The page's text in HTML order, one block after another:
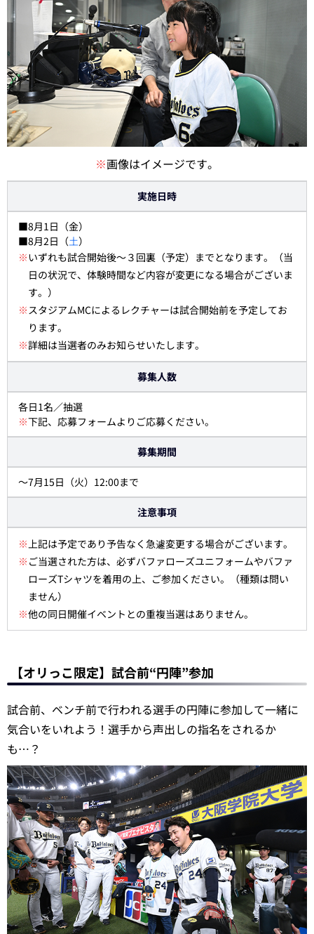
※画像はイメージです。
実施日時
■8月1日（金）
■8月2日（土）
※いずれも試合開始後～３回裏（予定）までとなります。（当
日の状況で、体験時間など内容が変更になる場合がございま
す。）
※スタジアムMCによるレクチャーは試合開始前を予定してお
ります。
※詳細は当選者のみお知らせいたします。
募集人数
各日1名／抽選
※下記、応募フォームよりご応募ください。
募集期間
～7月15日（火）12:00まで
注意事項
※上記は予定であり予告なく急遽変更する場合がございます。
※ ご当選された方は、必ずバファローズユニフォームやバファ
ローズTシャツを着用の上、ご参加ください。（種類は問い
ません）
※他の同日開催イベントとの重複当選はありません。
【オリっこ限定】試合前“円陣”参加
試合前、ベンチ前で行われる選手の円陣に参加して一緒に
気合いをいれよう！選手から声出しの指名をされるか
も…？